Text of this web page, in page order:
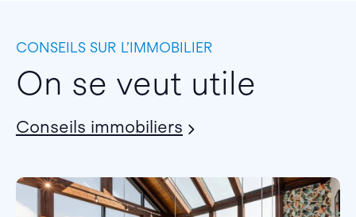
CONSEILS SUR L’IMMOBILIER
On se veut utile
Conseils immobiliers